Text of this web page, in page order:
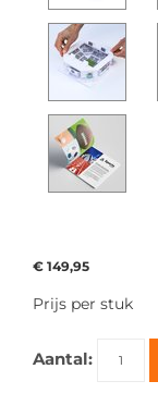
€ 149,95
Prijs per stuk
Aantal: